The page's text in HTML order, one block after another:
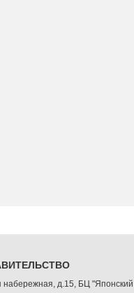
набережная, д.15, БЦ